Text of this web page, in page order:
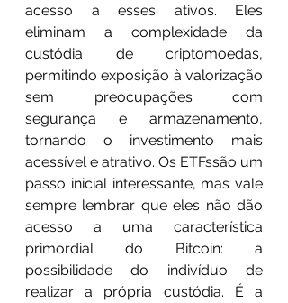
acesso a esses ativos. Eles
eliminam a complexidade da
custódia de criptomoedas,
permitindo exposição à valorização
sem preocupações com
segurança e armazenamento,
tornando o investimento mais
acessível e atrativo. Os ETFssão um
passo inicial interessante, mas vale
sempre lembrar que eles não dão
acesso a uma característica
primordial do Bitcoin: a
possibilidade do indivíduo de
realizar a própria custódia. É a